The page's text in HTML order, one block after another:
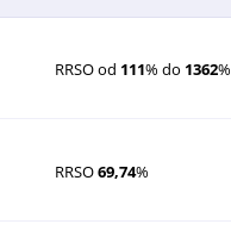
RRSO od 111% do 1362%
RRSO69,74%